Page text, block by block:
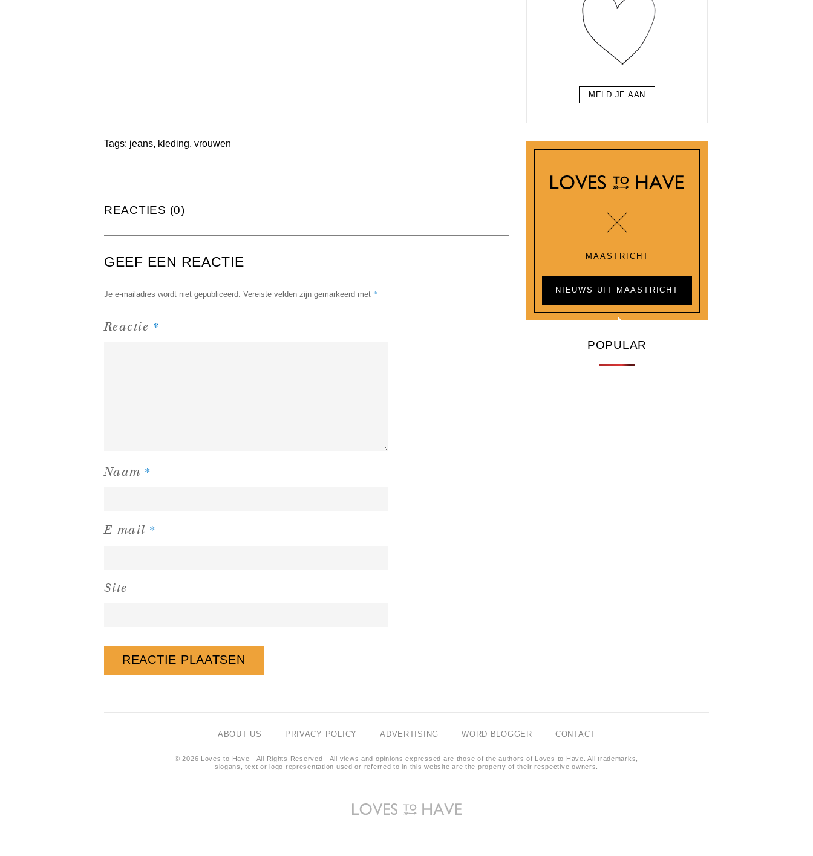
Tags: jeans, kleding, vrouwen
REACTIES (0)
GEEF EEN REACTIE
Je e-mailadres wordt niet gepubliceerd. Vereiste velden zijn gemarkeerd met *
Reactie *
Naam *
E-mail *
Site
MELD JE AAN
MAASTRICHT
NIEUWS UIT MAASTRICHT
POPULAR
ABOUT US PRIVACY POLICY ADVERTISING WORD BLOGGER CONTACT
© 2026 Loves to Have - All Rights Reserved - All views and opinions expressed are those of the authors of Loves to Have. All trademarks,
slogans, text or logo representation used or referred to in this website are the property of their respective owners.